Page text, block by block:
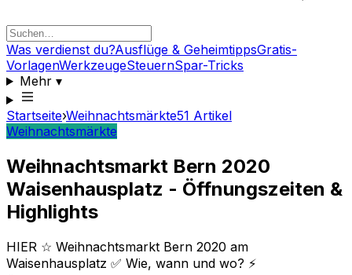
Was verdienst du?Ausflüge & GeheimtippsGratis-
VorlagenWerkzeugeSteuernSpar-Tricks
Mehr▾
Startseite›Weihnachtsmärkte51 Artikel
Weihnachtsmärkte
Weihnachtsmarkt Bern 2020
Waisenhausplatz - Öffnungszeiten &
Highlights
HIER ☆ Weihnachtsmarkt Bern 2020 am
Waisenhausplatz ✅ Wie, wann und wo? ⚡